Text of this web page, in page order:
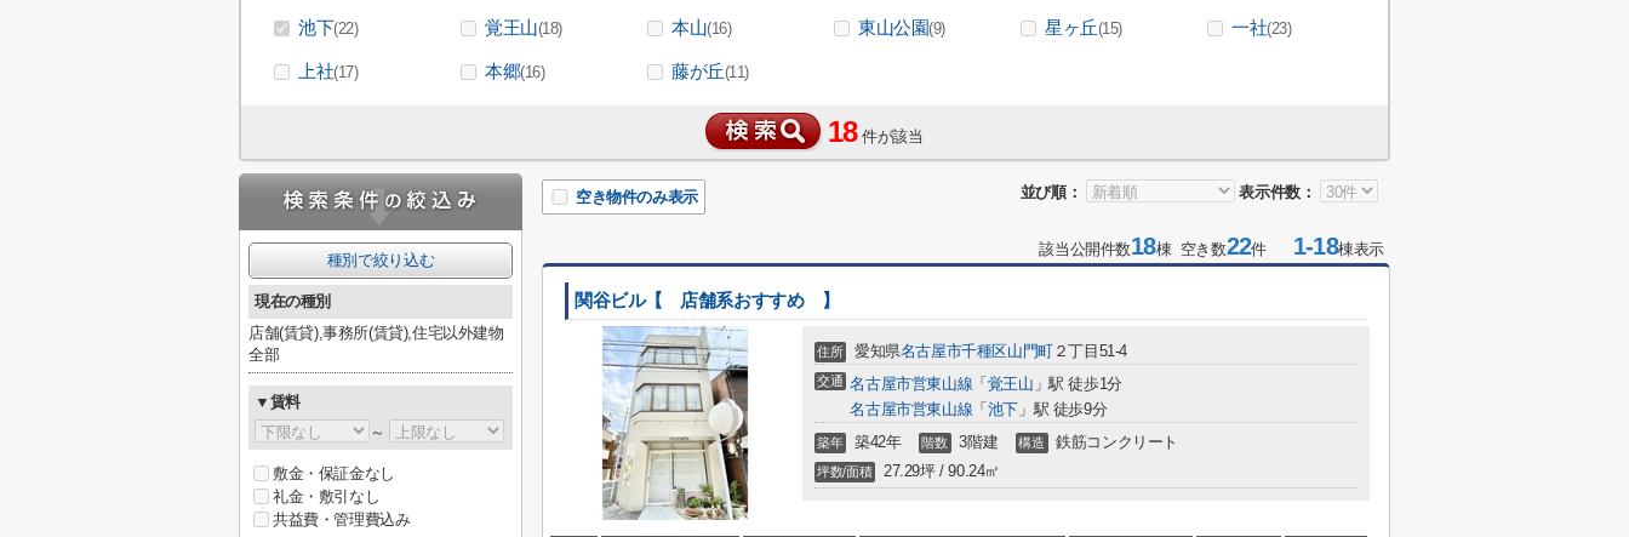
池下(22) 覚王山(18) 本山(16) 東山公園(9) 星ヶ丘(15) 一社(23)
上社(17) 本郷(16) 藤が丘(11)
18 件が該当
並び順： 表示件数：
空き物件のみ表示
該当公開件数18棟 空き数22件1-18棟表示
関谷ビル【 店舗系おすすめ 】
住所 愛知県名古屋市千種区山門町２丁目51-4
交通 名古屋市営東山線 「 覚王山 」駅 徒歩1分
名古屋市営東山線 「 池下 」駅 徒歩9分
築年 築42年 階数 3階建 構造 鉄筋コンクリート
坪数/面積 27.29坪 / 90.24㎡
種別で絞り込む
現在の種別
店舗(賃貸),事務所(賃貸),住宅以外建物
全部
▼賃料
～
敷金・保証金なし
礼金・敷引なし
共益費・管理費込み